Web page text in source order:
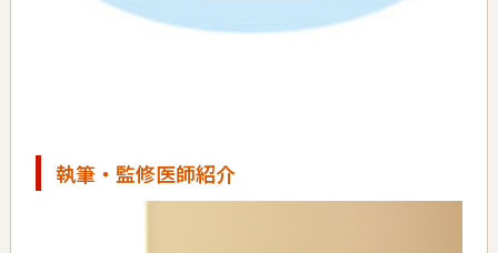
執筆・監修医師紹介